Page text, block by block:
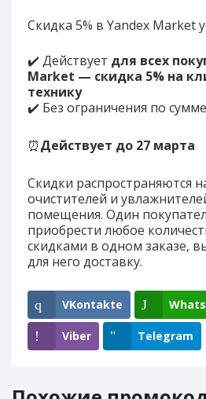
Скидка 5% в Yandex Market
✔️ Действует для всех
Market — скидка 5% на
технику
✔️ Без ограничения по
⏰Действует до 27 марта
Скидки распространяются
очистителей и
помещения. Один
приобрести любое
скидками в одном заказе,
для него доставку.
VKontakte
Viber Telegram